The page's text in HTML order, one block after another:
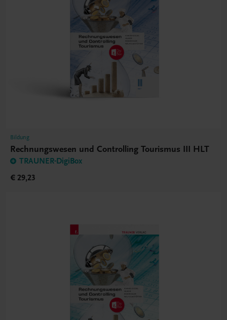
Bildung
Rechnungswesen und Controlling Tourismus III HLT
TRAUNER-DigiBox
€ 29,23